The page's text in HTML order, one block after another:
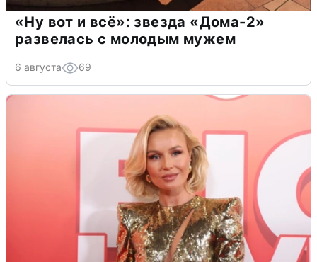
«Ну вот и всё»: звезда «Дома-2»
развелась с молодым мужем
6 августа 69